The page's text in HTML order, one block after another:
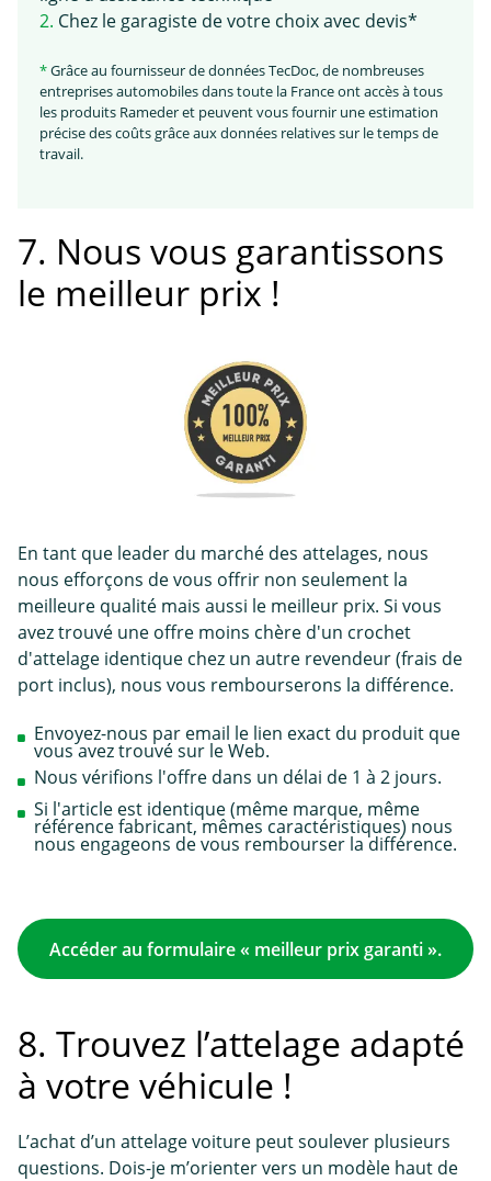
2. Chez le garagiste de votre choix avec devis*
*Grâce au fournisseur de données TecDoc, de nombreuses
entreprises automobiles dans toute la France ont accès à tous
les produits Rameder et peuvent vous fournir une estimation
précise des coûts grâce aux données relatives sur le temps de
travail.
7. Nous vous garantissons
le meilleur prix !
En tant que leader du marché des attelages, nous
nous efforçons de vous offrir non seulement la
meilleure qualité mais aussi le meilleur prix. Si vous
avez trouvé une offre moins chère d'un crochet
d'attelage identique chez un autre revendeur (frais de
port inclus), nous vous rembourserons la différence.
Envoyez-nous par email le lien exact du produit que
vous avez trouvé sur le Web.
Nous vérifions l'offre dans un délai de 1 à 2 jours.
Si l'article est identique (même marque, même
référence fabricant, mêmes caractéristiques) nous
nous engageons de vous rembourser la différence.
Accéder au formulaire « meilleur prix garanti ».
8. Trouvez l’attelage adapté
à votre véhicule !
L’achat d’un attelage voiture peut soulever plusieurs
questions. Dois-je m’orienter vers un modèle haut de